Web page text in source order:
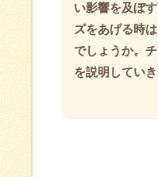
い影響を及ぼ
ズをあげる時
でしょうか。
を説明していき